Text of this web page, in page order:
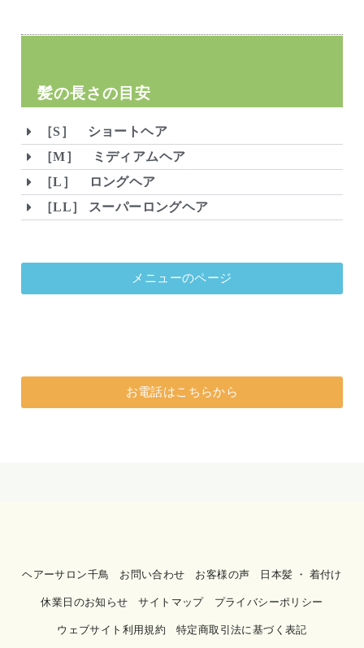
髪の長さの目安
［S］ ショートヘア
［M］ ミディアムヘア
［L］ ロングヘア
［LL］ スーパーロングヘア
メニューのページ
お電話はこちらから
ヘアーサロン千鳥 お問い合わせ お客様の声 日本髪 ・ 着付け
休業日のお知らせ サイトマップ プライバシーポリシー
ウェブサイト利用規約 特定商取引法に基づく表記